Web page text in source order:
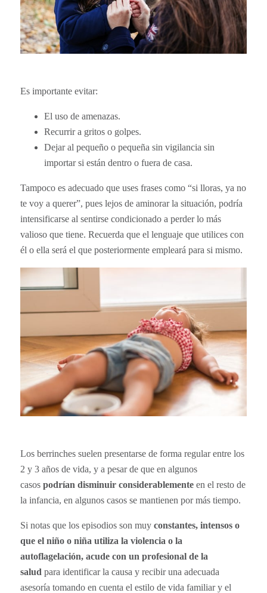
Es importante evitar:
El uso de amenazas.
Recurrir a gritos o golpes.
Dejar al pequeño o pequeña sin vigilancia sin
importar si están dentro o fuera de casa.
Tampoco es adecuado que uses frases como “si lloras, ya no
te voy a querer”, pues lejos de aminorar la situación, podría
intensificarse al sentirse condicionado a perder lo más
valioso que tiene. Recuerda que el lenguaje que utilices con
él o ella será el que posteriormente empleará para si mismo.
Los berrinches suelen presentarse de forma regular entre los
2 y 3 años de vida, y a pesar de que en algunos
casos podrían disminuir considerablementeen el resto de
la infancia, en algunos casos se mantienen por más tiempo.
Si notas que los episodios son muy constantes, intensos o
que el niño o niña utiliza la violencia o la
autoflagelación, acude con un profesional de la
salud para identificar la causa y recibir una adecuada
asesoría tomando en cuenta el estilo de vida familiar y el